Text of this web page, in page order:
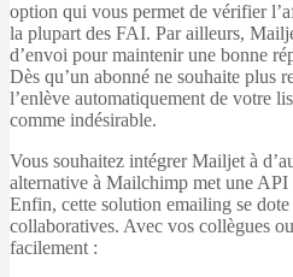
option qui vous permet de vérifier
la plupart des FAI. Par ailleurs,
d’envoi pour maintenir une bonne
Dès qu’un abonné ne souhaite plus
l’enlève automatiquement de votre
comme indésirable.
Vous souhaitez intégrer Mailjet à
alternative à Mailchimp met une API
Enfin, cette solution emailing se
collaboratives. Avec vos collègues
facilement :